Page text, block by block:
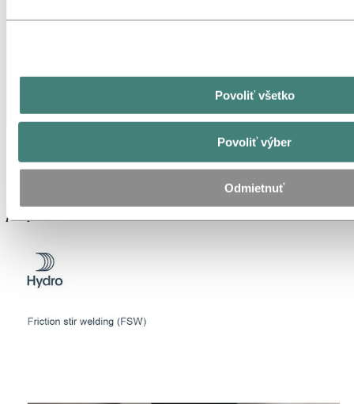
Povoliť všetko
Povoliť výber
Odmietnuť
Prospekt FSW
prospekt nižšie.